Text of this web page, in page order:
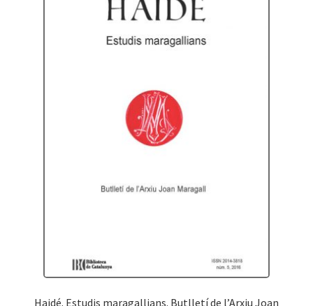
Haidé. Estudis maragallians. Butlletí de l’Arxiu Joan